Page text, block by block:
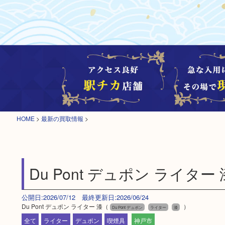
HOME > 最新の買取情報 >
Du Pont デュポン ライター
公開日:2026/07/12 最終更新日:2026/06/24
Du Pont デュポン ライター 漆（ Du Pont デュポン ライター 漆
）
全て
ライター デュポン 喫煙具 神戸市